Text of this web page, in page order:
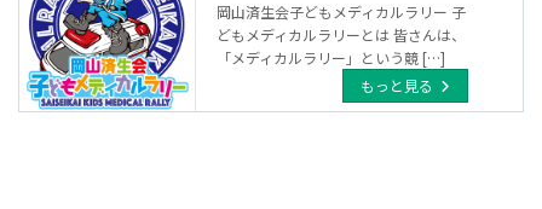
岡山済生会子どもメディカルラリー 子
どもメディカルラリーとは 皆さんは、
「メディカルラリー」という競 […]
もっと見る